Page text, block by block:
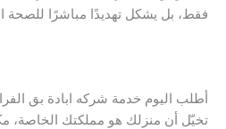
فقط، بل يشكل تهديدًا مباشرًا للصحة
أطلب اليوم خدمة شركه ابادة بق
تخيّل أن منزلك هو مملكتك الخاصة،